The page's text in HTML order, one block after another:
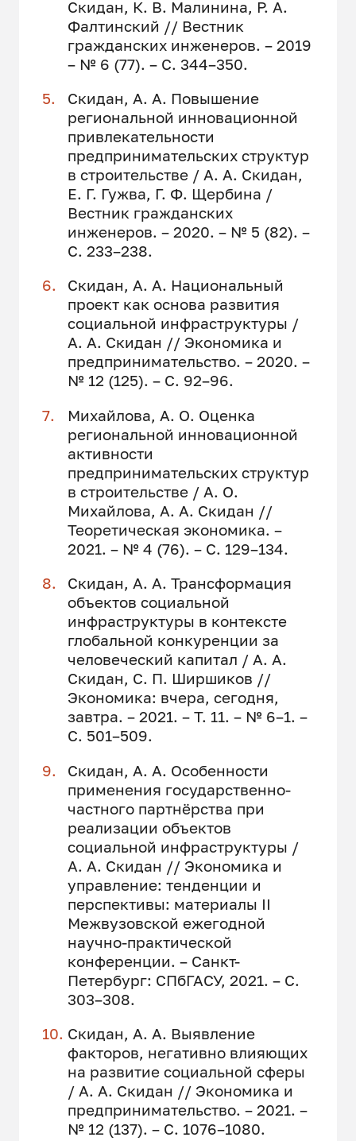
Скидан, К. В. Малинина, Р. А.
Фалтинский // Вестник
гражданских инженеров. – 2019
– № 6 (77). – С. 344–350.
Скидан, А. А. Повышение
региональной инновационной
привлекательности
предпринимательских структур
в строительстве / А. А. Скидан,
Е. Г. Гужва, Г. Ф. Щербина /
Вестник гражданских
инженеров. – 2020. – № 5 (82). –
С. 233–238.
Скидан, А. А. Национальный
проект как основа развития
социальной инфраструктуры /
А. А. Скидан // Экономика и
предпринимательство. – 2020. –
№ 12 (125). – С. 92–96.
Михайлова, А. О. Оценка
региональной инновационной
активности
предпринимательских структур
в строительстве / А. О.
Михайлова, А. А. Скидан //
Теоретическая экономика. –
2021. – № 4 (76). – С. 129–134.
Скидан, А. А. Трансформация
объектов социальной
инфраструктуры в контексте
глобальной конкуренции за
человеческий капитал / А. А.
Скидан, С. П. Ширшиков //
Экономика: вчера, сегодня,
завтра. – 2021. – Т. 11. – № 6–1. –
С. 501–509.
Скидан, А. А. Особенности
применения государственно-
частного партнёрства при
реализации объектов
социальной инфраструктуры /
А. А. Скидан // Экономика и
управление: тенденции и
перспективы: материалы II
Межвузовской ежегодной
научно-практической
конференции. – Санкт-
Петербург: СПбГАСУ, 2021. – С.
303–308.
Скидан, А. А. Выявление
факторов, негативно влияющих
на развитие социальной сферы
/ А. А. Скидан // Экономика и
предпринимательство. – 2021. –
№ 12 (137). – С. 1076–1080.